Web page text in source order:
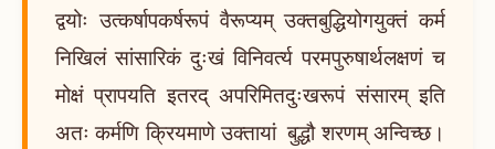
द्वयोः उत्कर्षापकर्षरूपं वैरूप्यम् उक्तबुद्धियोगयुक्तं कर्म
निखिलं सांसारिकं दुःखं विनिवर्त्य परमपुरुषार्थलक्षणं च
मोक्षं प्रापयति इतरद् अपरिमितदुःखरूपं संसारम् इति
अतः कर्मणि क्रियमाणे उक्तायां बुद्धौ शरणम् अन्विच्छ।